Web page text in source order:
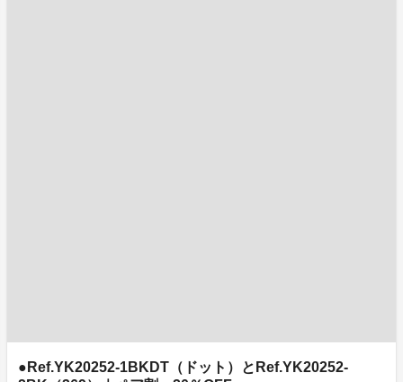
●Ref.YK20252-1BKDT（ドット）とRef.YK20252-